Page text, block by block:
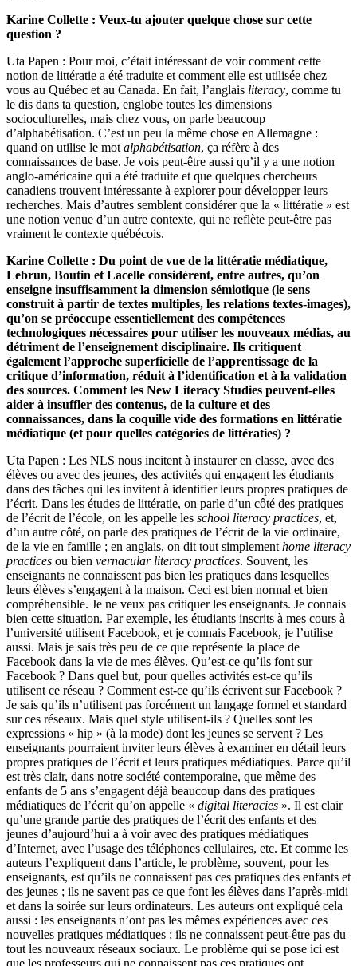
Karine Collette : Veux-tu ajouter quelque chose sur cette
question ?
Uta Papen : Pour moi, c’était intéressant de voir comment cette
notion de littératie a été traduite et comment elle est utilisée chez
vous au Québec et au Canada. En fait, l’anglais literacy, comme tu
le dis dans ta question, englobe toutes les dimensions
socioculturelles, mais chez vous, on parle beaucoup
d’alphabétisation. C’est un peu la même chose en Allemagne :
quand on utilise le mot alphabétisation, ça réfère à des
connaissances de base. Je vois peut-être aussi qu’il y a une notion
anglo-américaine qui a été traduite et que quelques chercheurs
canadiens trouvent intéressante à explorer pour développer leurs
recherches. Mais d’autres semblent considérer que la « littératie » est
une notion venue d’un autre contexte, qui ne reflète peut-être pas
vraiment le contexte québécois.
Karine Collette : Du point de vue de la littératie médiatique,
Lebrun, Boutin et Lacelle considèrent, entre autres, qu’on
enseigne insuffisamment la dimension sémiotique (le sens
construit à partir de textes multiples, les relations textes-images),
qu’on se préoccupe essentiellement des compétences
technologiques nécessaires pour utiliser les nouveaux médias, au
détriment de l’enseignement disciplinaire. Ils critiquent
également l’approche superficielle de l’apprentissage de la
critique d’information, réduit à l’identification et à la validation
des sources. Comment les New Literacy Studies peuvent-elles
aider à insuffler des contenus, de la culture et des
connaissances, dans la coquille vide des formations en littératie
médiatique (et pour quelles catégories de littératies) ?
Uta Papen : Les NLS nous incitent à instaurer en classe, avec des
élèves ou avec des jeunes, des activités qui engagent les étudiants
dans des tâches qui les invitent à identifier leurs propres pratiques de
l’écrit. Dans les études de littératie, on parle d’un côté des pratiques
de l’écrit de l’école, on les appelle les school literacy practices, et,
d’un autre côté, on parle des pratiques de l’écrit de la vie ordinaire,
de la vie en famille ; en anglais, on dit tout simplement home literacy
practices ou bien vernacular literacy practices. Souvent, les
enseignants ne connaissent pas bien les pratiques dans lesquelles
leurs élèves s’engagent à la maison. Ceci est bien normal et bien
compréhensible. Je ne veux pas critiquer les enseignants. Je connais
bien cette situation. Par exemple, les étudiants inscrits à mes cours à
l’université utilisent Facebook, et je connais Facebook, je l’utilise
aussi. Mais je sais très peu de ce que représente la place de
Facebook dans la vie de mes élèves. Qu’est-ce qu’ils font sur
Facebook ? Dans quel but, pour quelles activités est-ce qu’ils
utilisent ce réseau ? Comment est-ce qu’ils écrivent sur Facebook ?
Je sais qu’ils n’utilisent pas forcément un langage formel et standard
sur ces réseaux. Mais quel style utilisent-ils ? Quelles sont les
expressions « hip » (à la mode) dont les jeunes se servent ? Les
enseignants pourraient inviter leurs élèves à examiner en détail leurs
propres pratiques de l’écrit et leurs pratiques médiatiques. Parce qu’il
est très clair, dans notre société contemporaine, que même des
enfants de 5 ans s’engagent déjà beaucoup dans des pratiques
médiatiques de l’écrit qu’on appelle « digital literacies ». Il est clair
qu’une grande partie des pratiques de l’écrit des enfants et des
jeunes d’aujourd’hui a à voir avec des pratiques médiatiques
d’Internet, avec l’usage des téléphones cellulaires, etc. Et comme les
auteurs l’expliquent dans l’article, le problème, souvent, pour les
enseignants, est qu’ils ne connaissent pas ces pratiques des enfants et
des jeunes ; ils ne savent pas ce que font les élèves dans l’après-midi
et dans la soirée sur leurs ordinateurs. Les auteurs ont expliqué cela
aussi : les enseignants n’ont pas les mêmes expériences avec ces
nouvelles pratiques médiatiques ; ils ne connaissent peut-être pas du
tout les nouveaux réseaux sociaux. Le problème qui se pose ici est
que les professeurs qui ne connaissent pas ces pratiques ont